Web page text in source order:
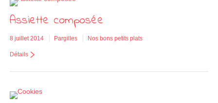
Assiette composée
8 juillet 2014 Pargilles Nos bons petits plats
Détails